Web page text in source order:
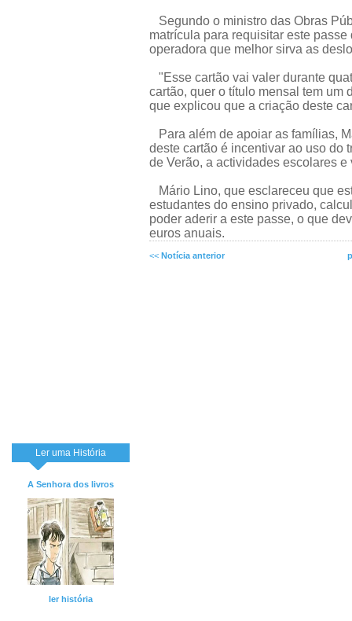
Ler uma História
A Senhora dos livros
ler história
Segundo o ministro das Obras
matrícula para requisitar este
operadora que melhor sirva as
"Esse cartão vai valer durante
cartão, quer o título mensal tem um
que explicou que a criação deste
Para além de apoiar as famílias,
deste cartão é incentivar ao uso do
de Verão, a actividades escolares e
Mário Lino, que esclareceu que
estudantes do ensino privado,
poder aderir a este passe, o que
euros anuais.
<< Notícia anterior